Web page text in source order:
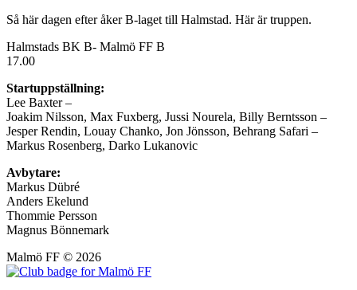
Så här dagen efter åker B-laget till Halmstad. Här är truppen.
Halmstads BK B- Malmö FF B
17.00
Startuppställning:
Lee Baxter –
Joakim Nilsson, Max Fuxberg, Jussi Nourela, Billy Berntsson –
Jesper Rendin, Louay Chanko, Jon Jönsson, Behrang Safari –
Markus Rosenberg, Darko Lukanovic
Avbytare:
Markus Dübré
Anders Ekelund
Thommie Persson
Magnus Bönnemark
Malmö FF © 2026